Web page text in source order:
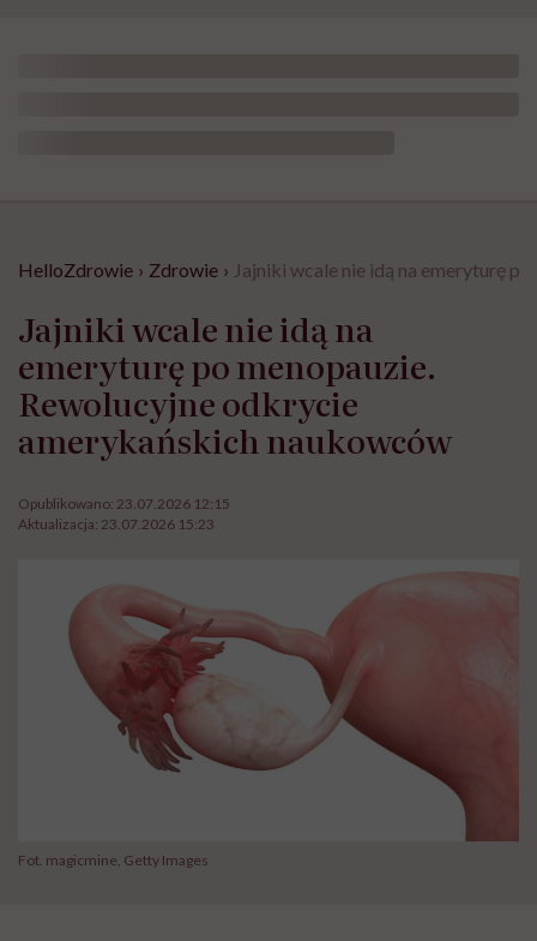
HelloZdrowie › Zdrowie › Jajniki wcale nie idą na emeryturę
Jajniki wcale nie idą na
emeryturę po menopauzie.
Rewolucyjne odkrycie
amerykańskich naukowców
Opublikowano: 23.07.2026 12:15
Aktualizacja: 23.07.2026 15:23
Fot. magicmine, Getty Images